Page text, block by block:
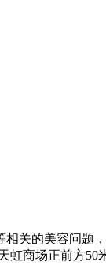
关的美容问题
虹商场正前方50